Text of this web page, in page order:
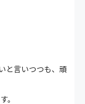
と言いつつも、頑
。